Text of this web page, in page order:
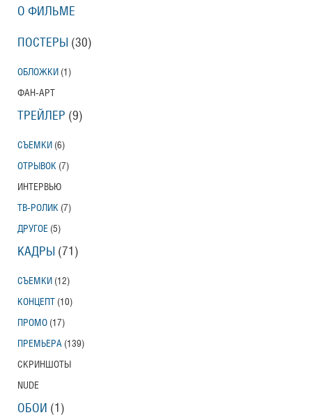
О ФИЛЬМЕ
ПОСТЕРЫ (30)
ОБЛОЖКИ (1)
ФАН-АРТ
ТРЕЙЛЕР (9)
СЪЕМКИ (6)
ОТРЫВОК (7)
ИНТЕРВЬЮ
ТВ-РОЛИК (7)
ДРУГОЕ (5)
КАДРЫ (71)
СЪЕМКИ (12)
КОНЦЕПТ (10)
ПРОМО (17)
ПРЕМЬЕРА (139)
СКРИНШОТЫ
NUDE
ОБОИ (1)